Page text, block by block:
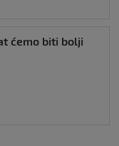
ćemo biti bolji